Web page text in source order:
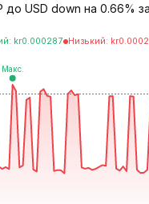
USD down на 0.66%
: kr0.000287 Низький: kr